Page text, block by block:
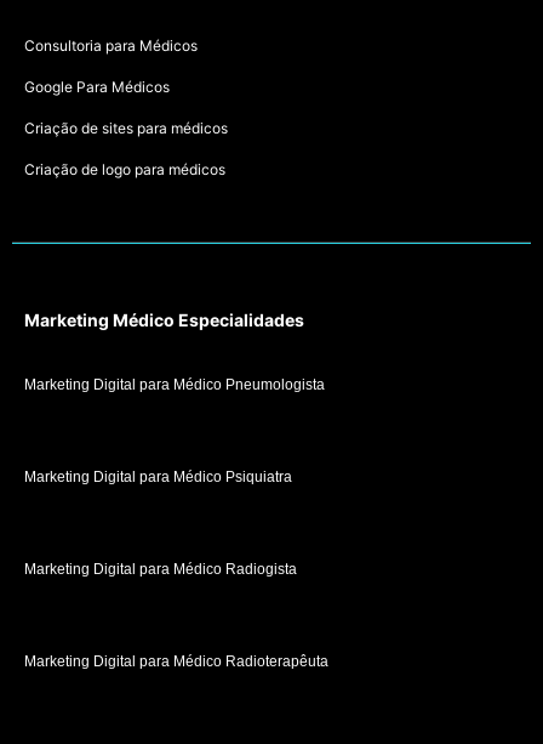
Consultoria para Médicos
Google Para Médicos
Criação de sites para médicos
Criação de logo para médicos
Marketing Médico Especialidades
Marketing Digital para Médico Pneumologista
Marketing Digital para Médico Psiquiatra
Marketing Digital para Médico Radiogista
Marketing Digital para Médico Radioterapêuta